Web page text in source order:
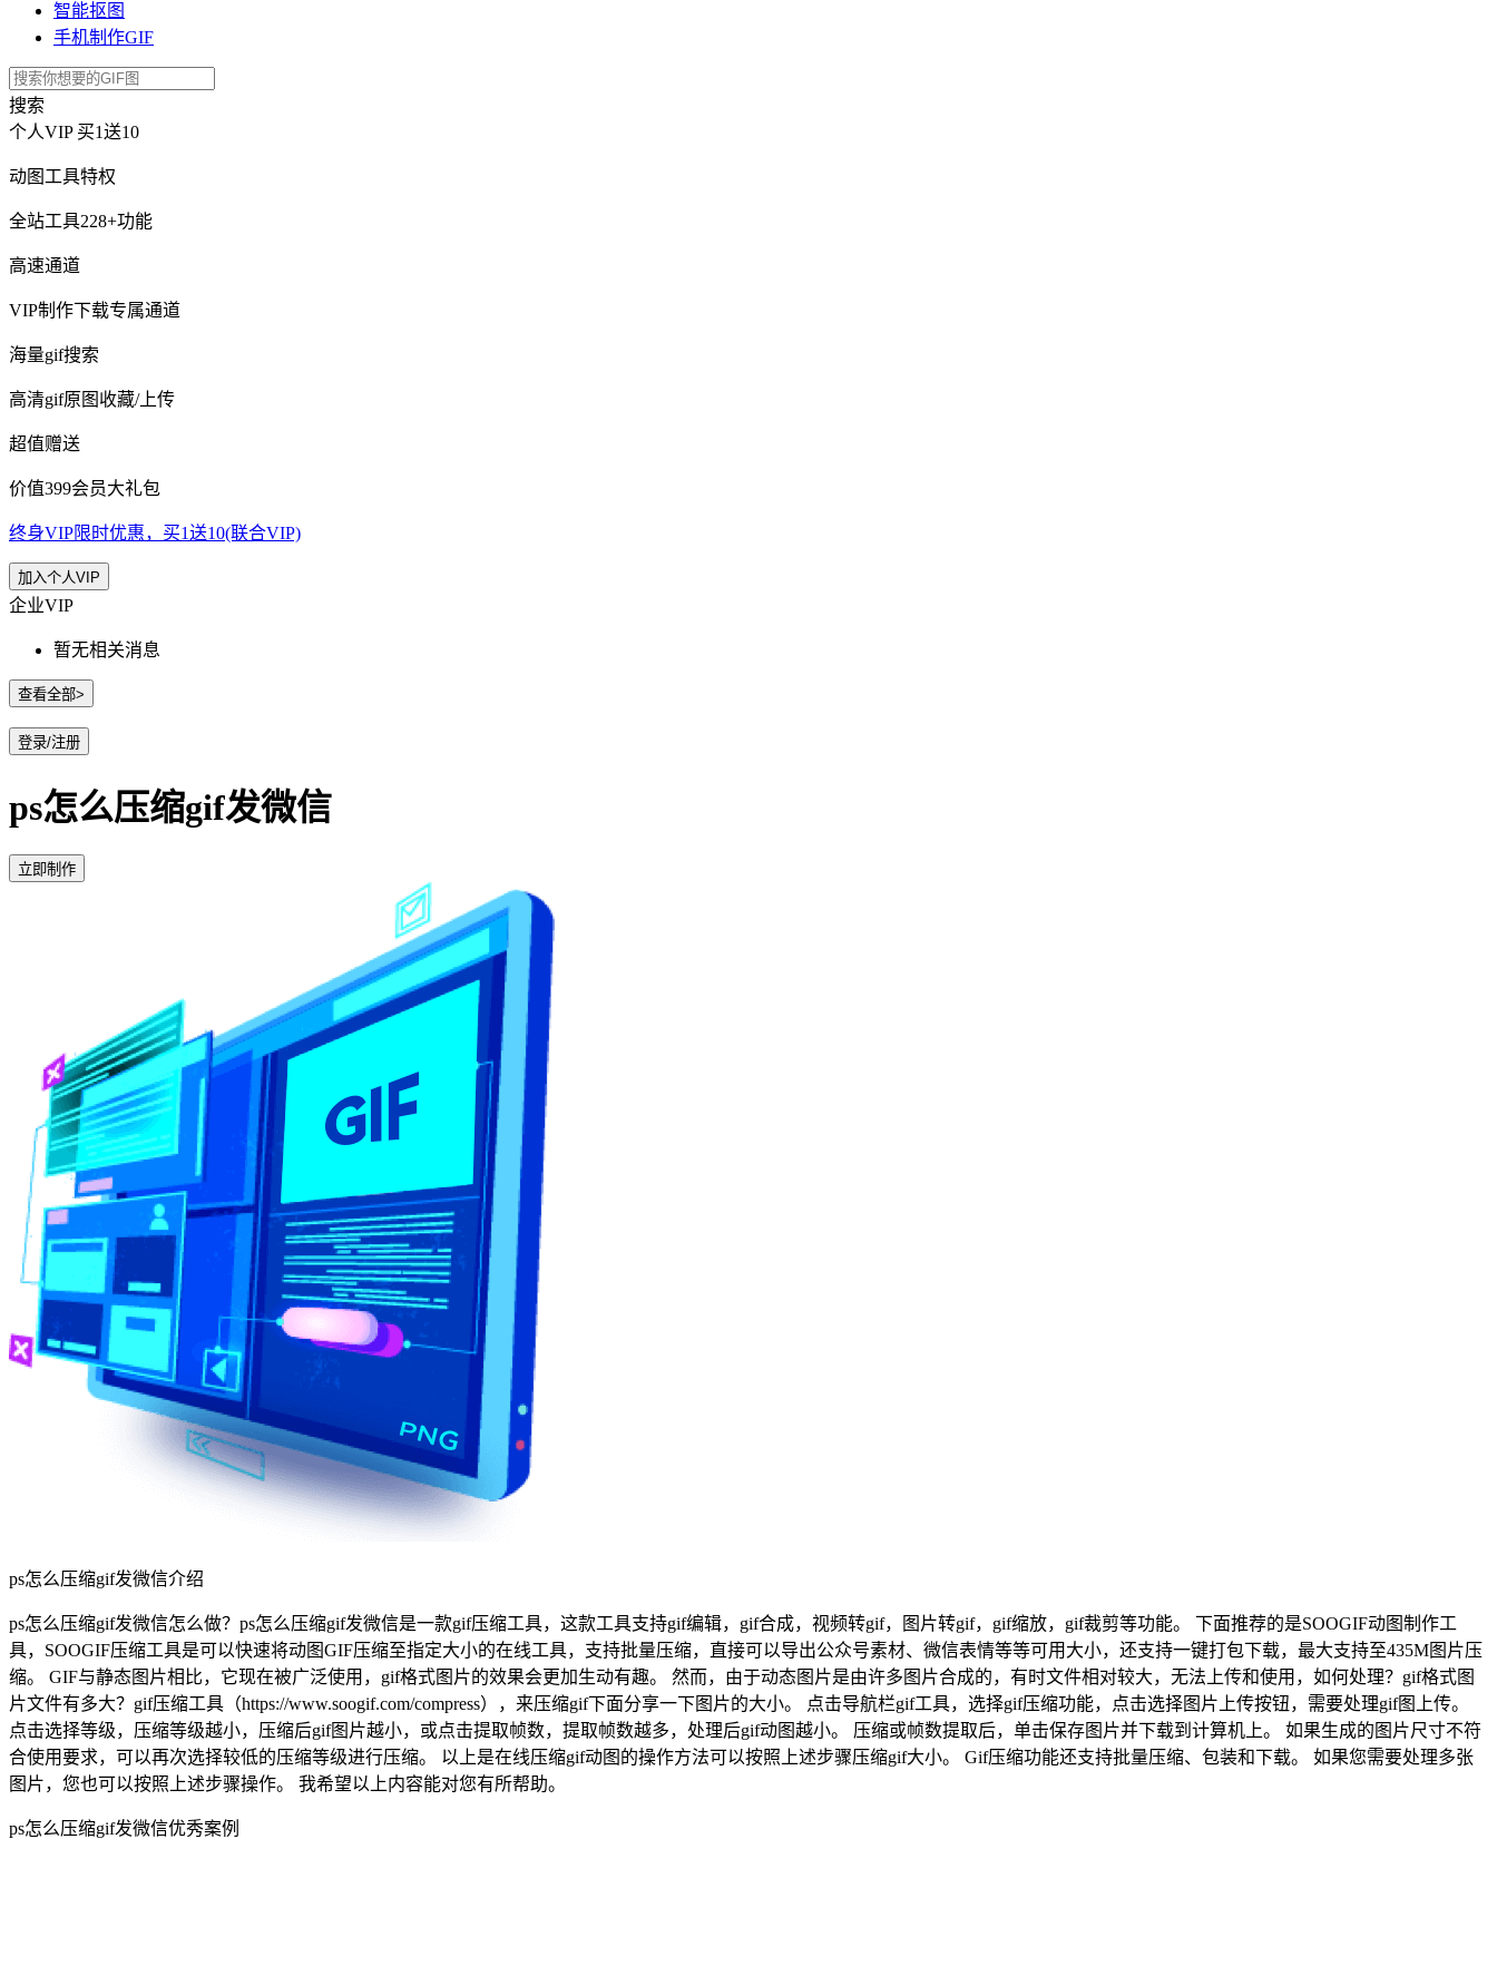
智能抠图
手机制作GIF
搜索
个人VIP 买1送10
动图工具特权
全站工具228+功能
高速通道
VIP制作下载专属通道
海量gif搜索
高清gif原图收藏/上传
超值赠送
价值399会员大礼包
终身VIP限时优惠，买1送10(联合VIP)
加入个人VIP
企业VIP
暂无相关消息
查看全部>
登录/注册
ps怎么压缩gif发微信
立即制作
ps怎么压缩gif发微信介绍
ps怎么压缩gif发微信怎么做？ps怎么压缩gif发微信是一款gif压缩工具，这款工具支持gif编辑，gif合成，视频转gif，图片转gif，gif缩放，gif裁剪等功能。 下面推荐的是SOOGIF动图制作工
具，SOOGIF压缩工具是可以快速将动图GIF压缩至指定大小的在线工具，支持批量压缩，直接可以导出公众号素材、微信表情等等可用大小，还支持一键打包下载，最大支持至435M图片压
缩。 GIF与静态图片相比，它现在被广泛使用，gif格式图片的效果会更加生动有趣。 然而，由于动态图片是由许多图片合成的，有时文件相对较大，无法上传和使用，如何处理？gif格式图
片文件有多大？gif压缩工具（https://www.soogif.com/compress），来压缩gif下面分享一下图片的大小。 点击导航栏gif工具，选择gif压缩功能，点击选择图片上传按钮，需要处理gif图上传。
点击选择等级，压缩等级越小，压缩后gif图片越小，或点击提取帧数，提取帧数越多，处理后gif动图越小。 压缩或帧数提取后，单击保存图片并下载到计算机上。 如果生成的图片尺寸不符
合使用要求，可以再次选择较低的压缩等级进行压缩。 以上是在线压缩gif动图的操作方法可以按照上述步骤压缩gif大小。 Gif压缩功能还支持批量压缩、包装和下载。 如果您需要处理多张
图片，您也可以按照上述步骤操作。 我希望以上内容能对您有所帮助。
ps怎么压缩gif发微信优秀案例